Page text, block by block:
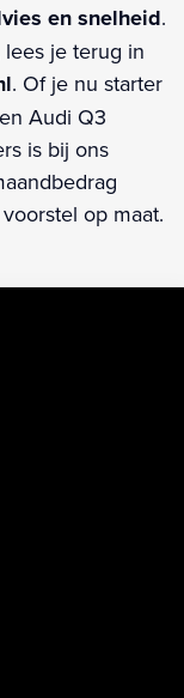
en snelheid.
je terug in
. Of je nu starter
Audi Q3
is bij ons
op maat.